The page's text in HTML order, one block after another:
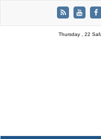
Thursday , 22